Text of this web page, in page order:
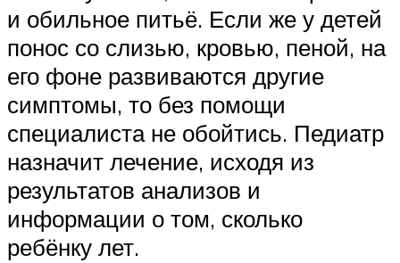
и обильное питьё. Если же у детей
понос со слизью, кровью, пеной, на
его фоне развиваются другие
симптомы, то без помощи
специалиста не обойтись. Педиатр
назначит лечение, исходя из
результатов анализов и
информации о том, сколько
ребёнку лет.